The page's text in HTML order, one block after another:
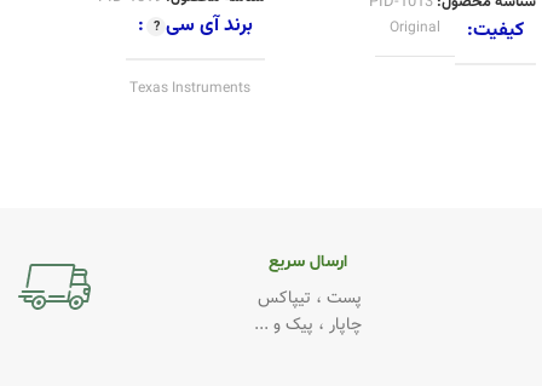
کیفیت Original برند آی سی
Texas Instruments
ارسال سریع
پست ، تیپاکس
چاپار ، پیک و ...